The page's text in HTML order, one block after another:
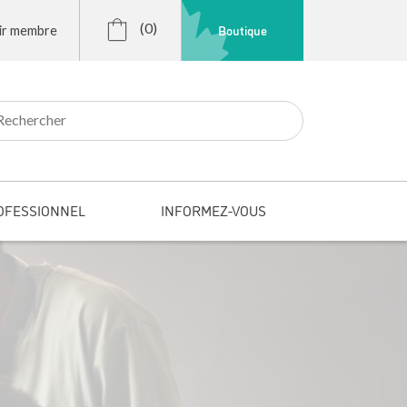
membre (0) Boutique
INFORMEZ-VOUS